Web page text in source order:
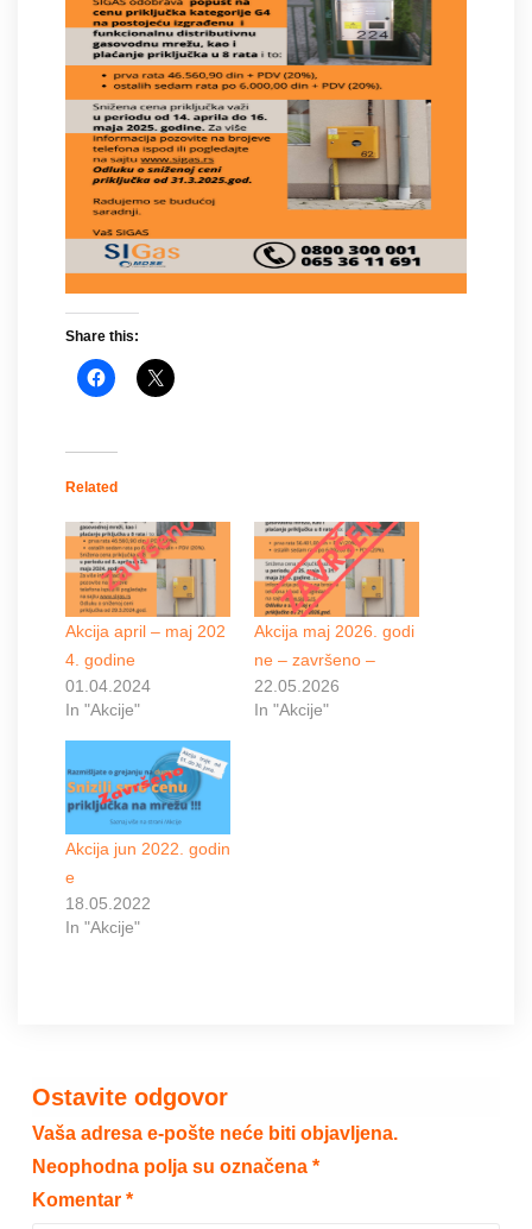
Share this:
Related
Akcija april – maj 202
4. godine
01.04.2024
In "Akcije"
Akcija maj 2026. godi
ne – završeno –
22.05.2026
In "Akcije"
Akcija jun 2022. godin
e
18.05.2022
In "Akcije"
Ostavite odgovor
Vaša adresa e-pošte neće biti objavljena.
Neophodna polja su označena *
Komentar *